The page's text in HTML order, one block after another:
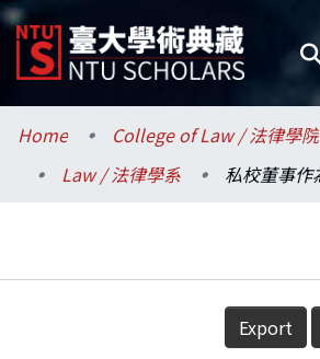
Communities & Collections
Research Outputs
Home
College of Law / 法律學院
Law / 法律學系
Details
Export